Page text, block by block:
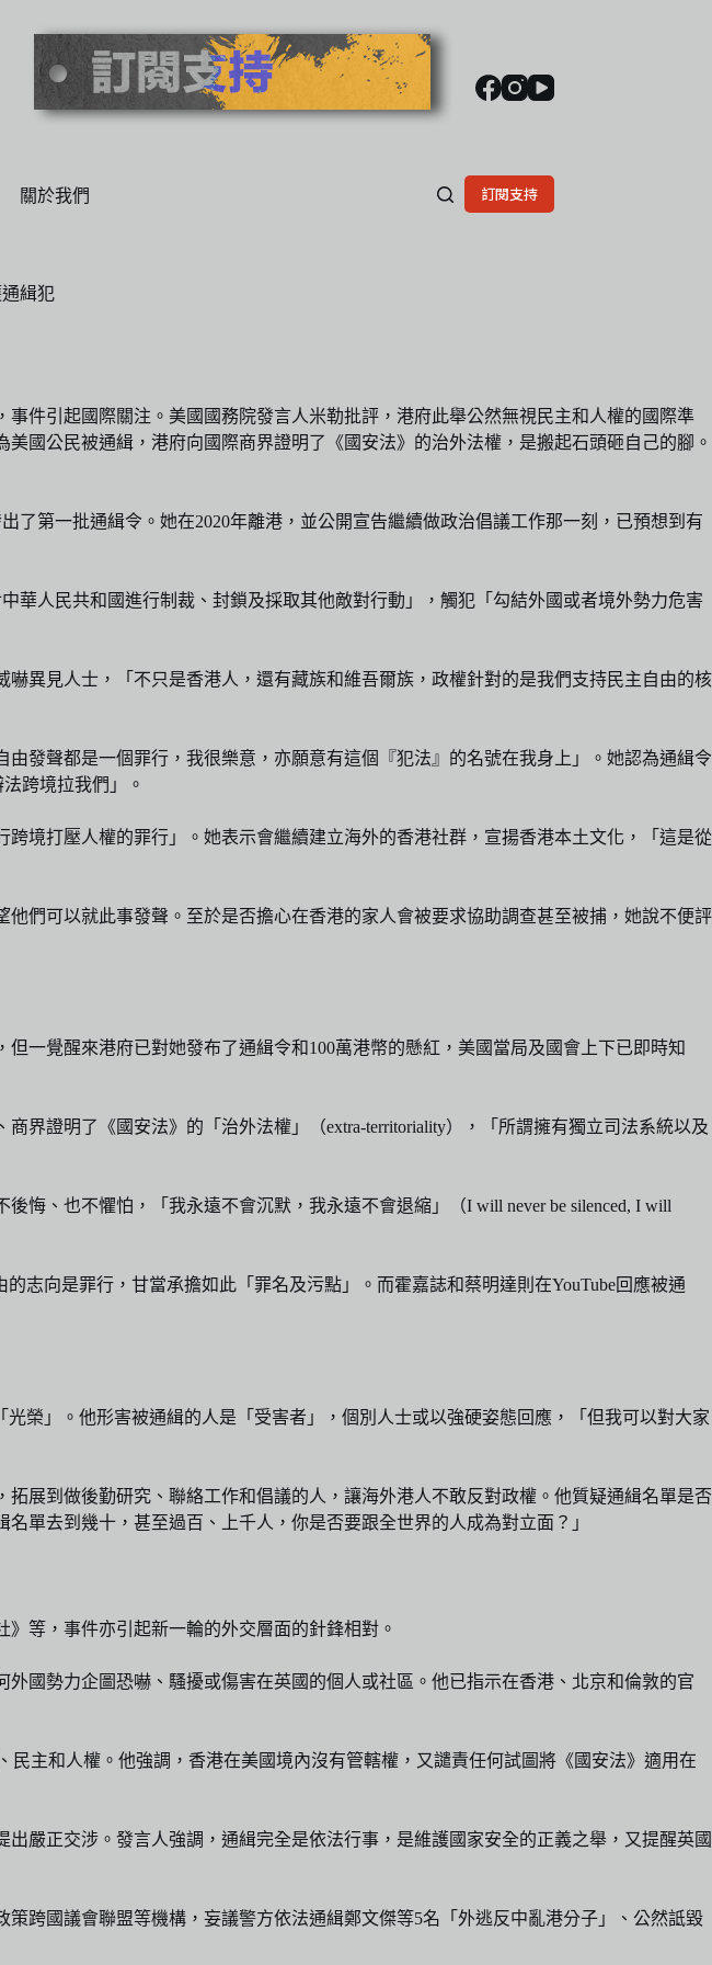
關於我們 訂閱支持
緝犯
件引起國際關注。美國國務院發言人米勒批評，港府此舉公然無視民主和人權的國際準
國公民被通緝，港府向國際商界證明了《國安法》的治外法權，是搬起石頭砸自己的腳。
第一批通緝令。她在2020年離港，並公開宣告繼續做政治倡議工作那一刻，已預想到有
華人民共和國進行制裁、封鎖及採取其他敵對行動」，觸犯「勾結外國或者境外勢力危害
異見人士，「不只是香港人，還有藏族和維吾爾族，政權針對的是我們支持民主自由的核
發聲都是一個罪行，我很樂意，亦願意有這個『犯法』的名號在我身上」。她認為通緝令
跨境拉我們」。
境打壓人權的罪行」。她表示會繼續建立海外的香港社群，宣揚香港本土文化，「這是從
們可以就此事發聲。至於是否擔心在香港的家人會被要求協助調查甚至被捕，她說不便評
一覺醒來港府已對她發布了通緝令和100萬港幣的懸紅，美國當局及國會上下已即時知
界證明了《國安法》的「治外法權」（extra-territoriality），「所謂擁有獨立司法系統以及
悔、也不懼怕，「我永遠不會沉默，我永遠不會退縮」（I will never be silenced, I will
志向是罪行，甘當承擔如此「罪名及污點」。而霍嘉誌和蔡明達則在YouTube回應被通
榮」。他形害被通緝的人是「受害者」，個別人士或以強硬姿態回應，「但我可以對大家
展到做後勤研究、聯絡工作和倡議的人，讓海外港人不敢反對政權。他質疑通緝名單是否
單去到幾十，甚至過百、上千人，你是否要跟全世界的人成為對立面？」
等，事件亦引起新一輪的外交層面的針鋒相對。
國勢力企圖恐嚇、騷擾或傷害在英國的個人或社區。他已指示在香港、北京和倫敦的官
主和人權。他強調，香港在美國境內沒有管轄權，又譴責任何試圖將《國安法》適用在
嚴正交涉。發言人強調，通緝完全是依法行事，是維護國家安全的正義之舉，又提醒英國
跨國議會聯盟等機構，妄議警方依法通緝鄭文傑等5名「外逃反中亂港分子」、公然詆毀